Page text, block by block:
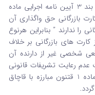
احتراماً نظر به اینکه براساس تبصره 4 بند 3 آیین نامه اجرایی ماده
بازرگانی حق واگذاری آن
را ندارند ” بنابراین هرنوع
کارت های بازرگانی بر خلاف
شخصی غیر از دارنده آن
عدم رعایت تشریفات قانونی
ورود و خروج ، مشمول مقررات بند 1 ماده 1 قتنون مبارزه با قاچاق